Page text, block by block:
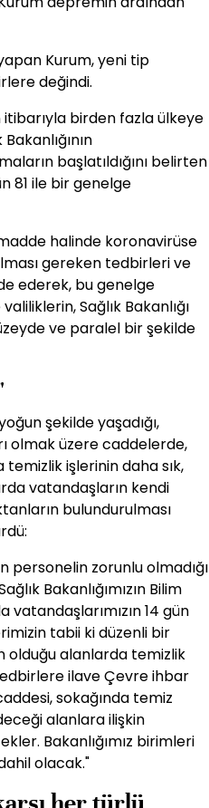
Kurum, yeni tip
değindi.
birden fazla ülkeye
başlatıldığını belirten
81 ile bir genelge
halinde koronavirüse
gereken tedbirleri ve
ederek, bu genelge
Sağlık Bakanlığı
ve paralel bir şekilde
şekilde yaşadığı,
olmak üzere caddelerde,
işlerinin daha sık,
vatandaşların kendi
bulundurulması
personelin zorunlu olmadığı
Bakanlığımızın Bilim
14 gün
tabii ki düzenli bir
olduğu alanlarda temizlik
ilave Çevre ihbar
sokağında temiz
alanlara ilişkin
Bakanlığımız birimleri
olacak."